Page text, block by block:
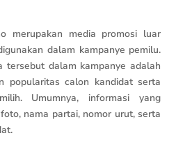
merupakan media promosi luar
dalam kampanye pemilu.
tersebut dalam kampanye adalah
popularitas calon kandidat serta
Umumnya, informasi yang
nama partai, nomor urut, serta